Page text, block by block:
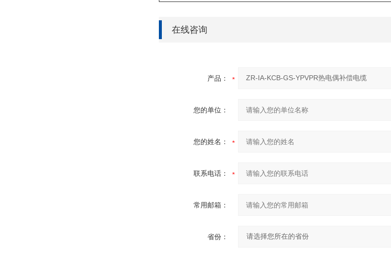
在线咨询
产品：
您的单位：
您的姓名：
联系电话：
常用邮箱：
省份：